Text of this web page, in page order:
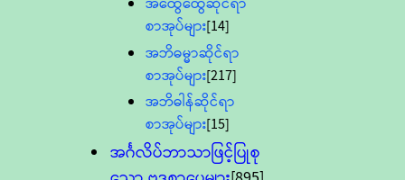
စာအုပ်များ[14]
အဘိဓမ္မာဆိုင်ရာ
စာအုပ်များ[217]
အဘိဓါန်ဆိုင်ရာ
စာအုပ်များ[15]
အင်္ဂလိပ်ဘာသာဖြင့်ပြုစု